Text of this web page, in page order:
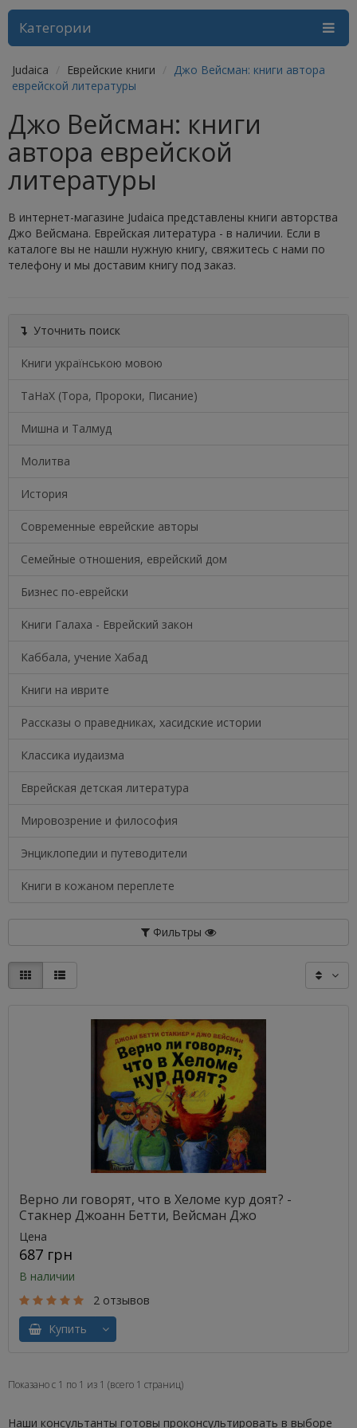
Категории
Judaica Еврейские книги
Джо Вейсман: книги автора
еврейской литературы
Джо Вейсман: книги
автора еврейской
литературы
В интернет-магазине Judaica представлены книги авторства
Джо Вейсмана. Еврейская литература - в наличии. Если в
каталоге вы не нашли нужную книгу, свяжитесь с нами по
телефону и мы доставим книгу под заказ.
Уточнить поиск
Книги українською мовою
ТаНаХ (Тора, Пророки, Писание)
Мишна и Талмуд
Молитва
История
Современные еврейские авторы
Семейные отношения, еврейский дом
Бизнес по-еврейски
Книги Галаха - Еврейский закон
Каббала, учение Хабад
Книги на иврите
Рассказы о праведниках, хасидские истории
Классика иудаизма
Еврейская детская литература
Мировозрение и философия
Энциклопедии и путеводители
Книги в кожаном переплете
Фильтры
Верно ли говорят, что в Хеломе кур доят? -
Стакнер Джоанн Бетти, Вейсман Джо
Цена
687 грн
В наличии
2 отзывов
Купить
Показано с 1 по 1 из 1 (всего 1 страниц)
Наши консультанты готовы проконсультировать в выборе